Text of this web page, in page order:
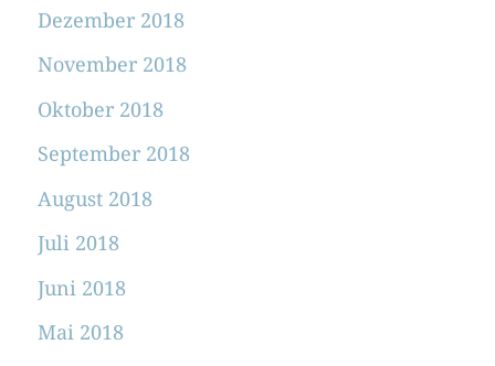
Dezember 2018
November 2018
Oktober 2018
September 2018
August 2018
Juli 2018
Juni 2018
Mai 2018